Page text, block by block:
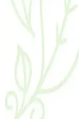
Yves Rocher'in
tüm cilt tipleri için
yapısı ve kalıcı
La Roche-
Kuru Ciltler
La Roche-Posay
hassas ve kuru
günlük kullanımda